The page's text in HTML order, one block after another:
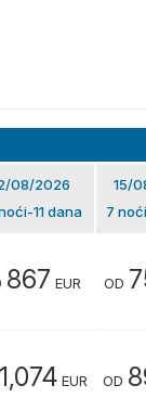
08/2026
11 dana
15/
7
867 EUR OD
1,074 EUR OD